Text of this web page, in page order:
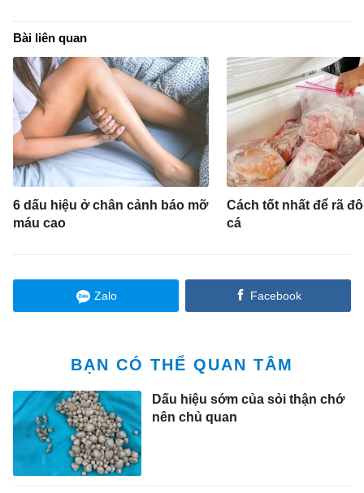
Bài liên quan
6 dấu hiệu ở chân cảnh báo mỡ
máu cao
Cách tốt nhất để rã
cá
Zalo Facebook
BẠN CÓ THỂ QUAN TÂM
Dấu hiệu sớm của sỏi thận chớ
nên chủ quan